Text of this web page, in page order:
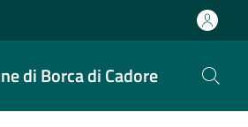
di Borca di Cadore